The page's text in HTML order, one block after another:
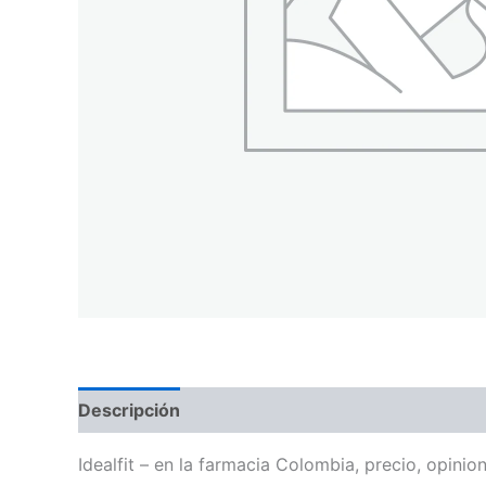
Descripción
Idealfit – en la farmacia Colombia, precio,